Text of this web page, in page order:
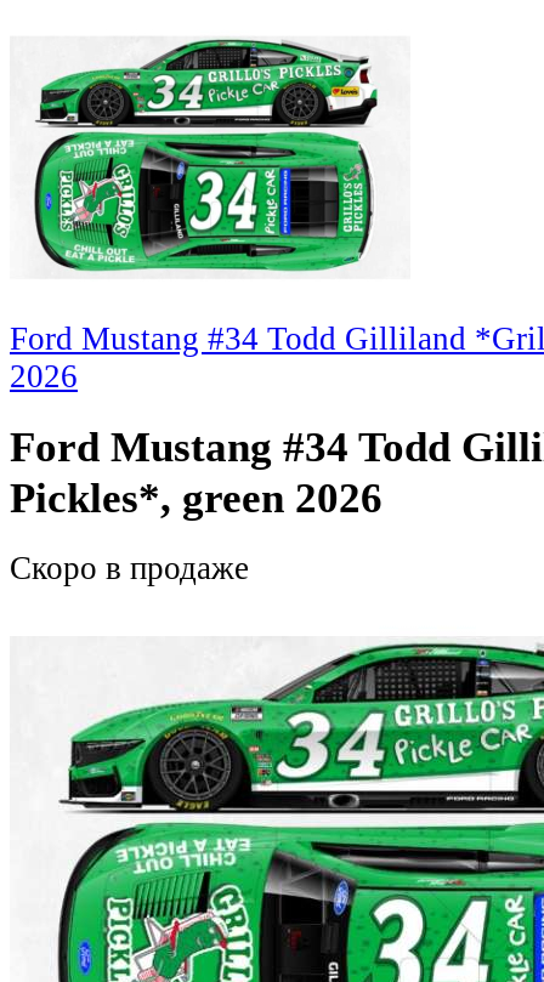
Ford Mustang #34 Todd Gilliland
2026
Ford Mustang #34 Todd
Pickles*, green 2026
Скоро в продаже